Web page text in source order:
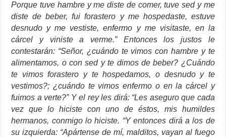
Porque tuve hambre y me diste de comer, tuve sed y me
diste de beber, fui forastero y me hospedaste, estuve
desnudo y me vestiste, enfermo y me visitaste, en la
cárcel y viniste a verme.” Entonces los justos le
contestarán: “Señor, ¿cuándo te vimos con hambre y te
alimentamos, o con sed y te dimos de beber? ¿Cuándo
te vimos forastero y te hospedamos, o desnudo y te
vestimos?; ¿cuándo te vimos enfermo o en la cárcel y
fuimos a verte?” Y el rey les dirá: “Les aseguro que cada
vez que lo hiciste con uno de éstos, mis humildes
hermanos, conmigo lo hiciste. “Y entonces dirá a los de
su izquierda: “Apártense de mí, malditos, vayan al fuego